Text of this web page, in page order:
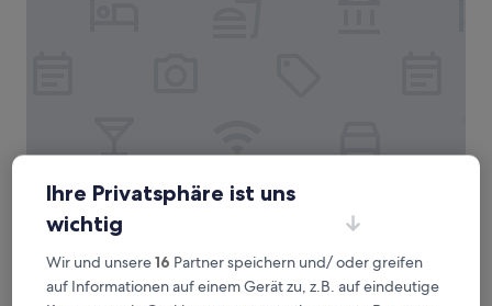
Hotel Shuranza Chiba
Hotel Shuranza Chiba
3.0-
Unterkunft
Chuo, 1,3 km von Bahnhof Higashi-Chiba entfernt
von
8,8/10 Hervorragend (234 Bewertungen)
Ihre Privatsphäre ist uns
wichtig
Wir und unsere16 Partner speichern und/ oder greifen
auf Informationen auf einem Gerät zu, z.B. auf eindeutige